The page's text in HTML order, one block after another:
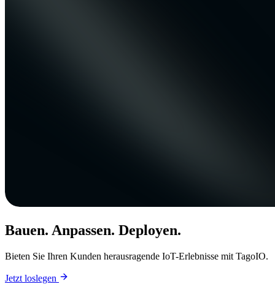
Bauen. Anpassen. Deployen.
Bieten Sie Ihren Kunden herausragende IoT-Erlebnisse mit TagoIO.
Jetzt loslegen